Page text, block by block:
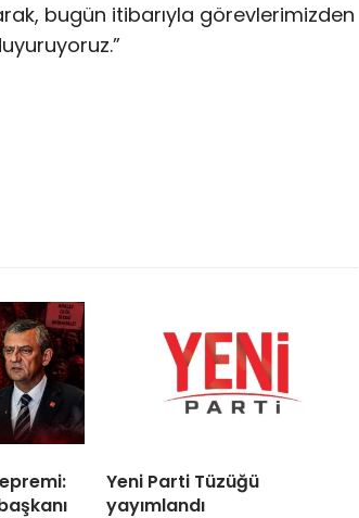
bugün itibarıyla görevlerimizden
Yeni Parti Tüzüğü
yayımlandı